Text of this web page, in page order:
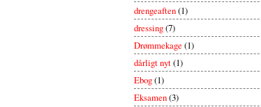
drengeaften(1)
dressing(7)
Drømmekage(1)
dårligt nyt(1)
Ebog(1)
Eksamen(3)